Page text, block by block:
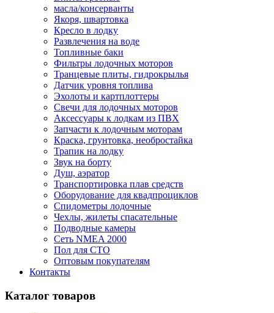
масла/консерванты
Якоря, швартовка
Кресло в лодку
Развлечения на воде
Топливные баки
Фильтры лодочных моторов
Транцевые плиты, гидрокрылья
Датчик уровня топлива
Эхолоты и картплоттеры
Cвечи для лодочных моторов
Аксессуары к лодкам из ПВХ
Запчасти к лодочным моторам
Краска, грунтовка, необростайка
Трапик на лодку
Звук на борту
Душ, аэратор
Транспортировка плав средств
Оборудование для квадпроциклов
Спидометры лодочные
Чехлы, жилеты спасательные
Подводные камеры
Сеть NMEA 2000
Пол для СТО
Оптовым покупателям
Контакты
Каталог товаров